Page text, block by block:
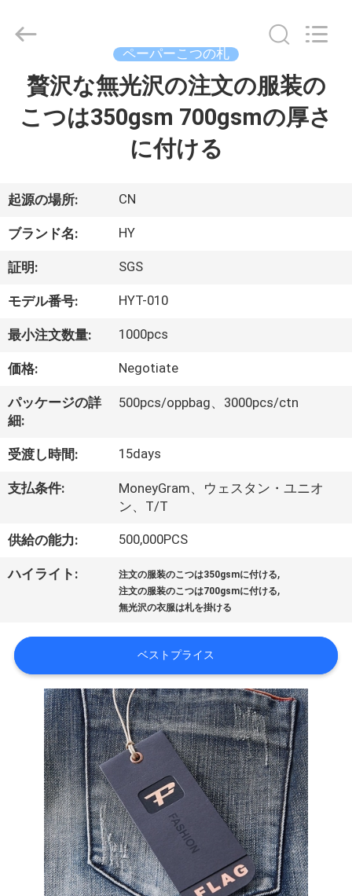
へ
品
わ
た
し
ち
に
つ
い
工
ア
supplier.
Copyright
Dew
Paper
Ltd..
Reserved.
Developed
ECER
ペーパーこつの札
贅沢な無光沢の注文の服装の
こつは350gsm 700gsmの厚さ
に付ける
起源の場所: CN
ブランド名: HY
証明: SGS
モデル番号: HYT-010
最小注文数量: 1000pcs
価格: Negotiate
パッケージの詳
細:
500pcs/oppbag、3000pcs/ctn
受渡し時間: 15days
支払条件:
MoneyGram、ウェスタン・ユニオ
ン、T/T
供給の能力: 500,000PCS
ハイライト: 注文の服装のこつは350gsmに付ける,
注文の服装のこつは700gsmに付ける,
無光沢の衣服は札を掛ける
ベストプライス